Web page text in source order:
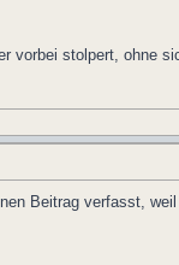
vorbei stolpert, ohne
Beitrag verfasst,